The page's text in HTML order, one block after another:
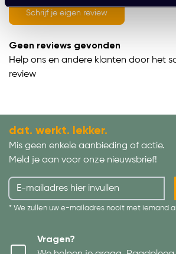
Schrijf je eigen review
Geen reviews gevonden
Help ons en andere klanten door het
review
dat. werkt. lekker.
Mis geen enkele aanbieding of actie.
Meld je aan voor onze nieuwsbrief!
* We zullen uw e-mailadres nooit met iemand
Vragen?